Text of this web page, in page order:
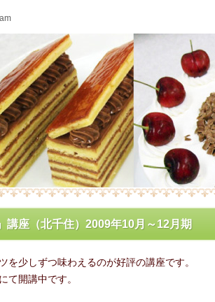
講座（北千住）2009年10月～12月期
を少しずつ味わえるのが好評の講座です。
にて開講中です。